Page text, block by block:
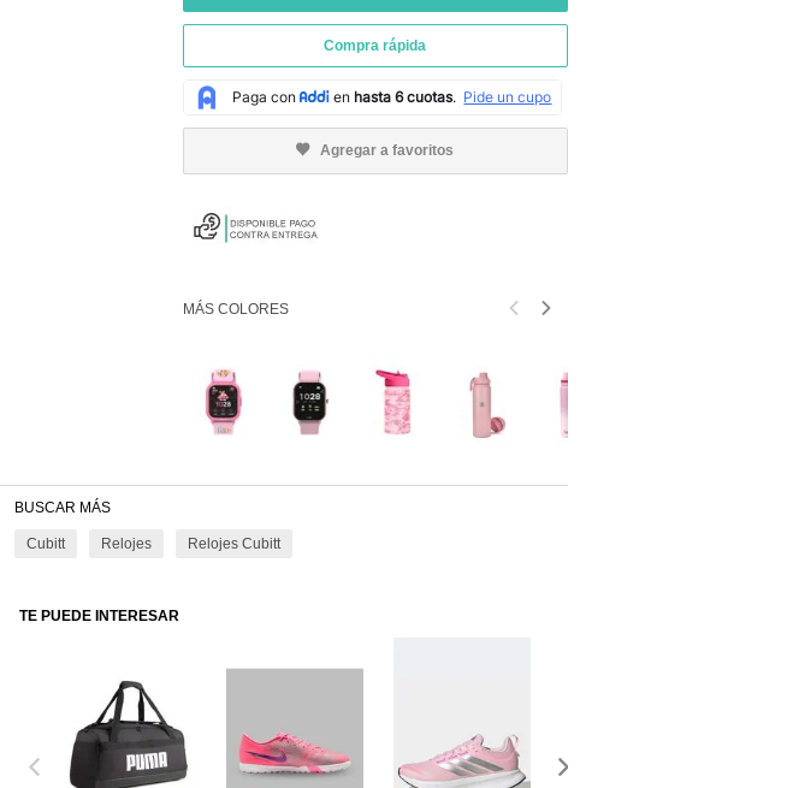
Compra rápida
Agregar a favoritos
MÁS COLORES
BUSCAR MÁS
Cubitt Relojes Relojes Cubitt
TE PUEDE INTERESAR